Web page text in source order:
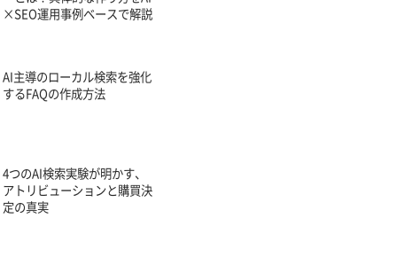
×SEO運用事例ベースで解説
AI主導のローカル検索を強化
するFAQの作成方法
4つのAI検索実験が明かす、
アトリビューションと購買決
定の真実